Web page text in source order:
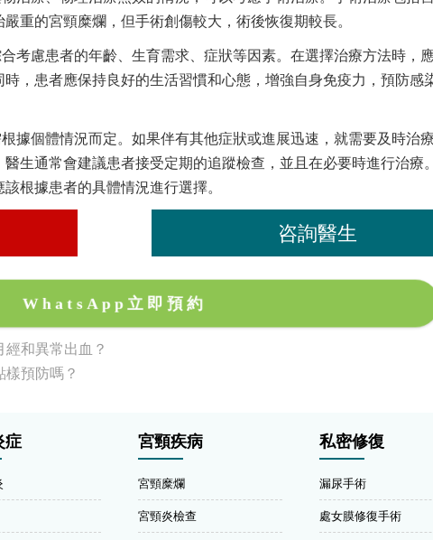
重的宮頸糜爛，但手術創傷較大，術後恢復期較長。
考慮患者的年齡、生育需求、症狀等因素。在選擇治療方法時，
，患者應保持良好的生活習慣和心態，增強自身免疫力，預防感
據個體情況而定。如果伴有其他症狀或進展迅速，就需要及時治
生通常會建議患者接受定期的追蹤檢查，並且在必要時進行治療
根據患者的具體情況進行選擇。
咨詢醫生
WhatsApp立即預約
和異常出血？
預防嗎？
症 宮頸疾病
宮頸糜爛
宮頸炎檢查
私密修復
漏尿手術
處女膜修復手術